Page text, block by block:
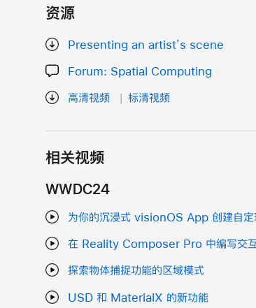
资源
Presenting an artist’s scene
Forum: Spatial Computing
高清视频 标清视频
相关视频
WWDC24
为你的沉浸式 visionOS App 创建自定
在 Reality Composer Pro 中编写交
探索物体捕捉功能的区域模式
USD 和 MaterialX 的新功能